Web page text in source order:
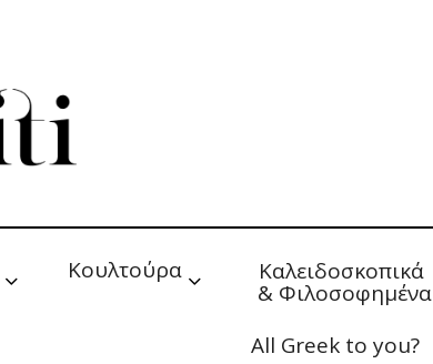
Κουλτούρα Καλειδοσκοπικά
& Φιλοσοφημένα
All Greek to you?